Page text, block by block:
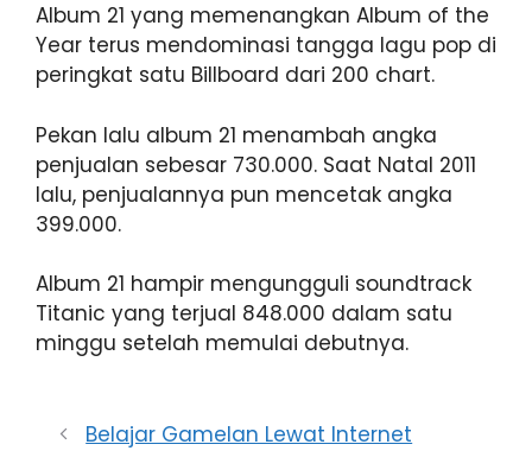
Album 21 yang memenangkan Album of the
Year terus mendominasi tangga lagu pop di
peringkat satu Billboard dari 200 chart.
Pekan lalu album 21 menambah angka
penjualan sebesar 730.000. Saat Natal 2011
lalu, penjualannya pun mencetak angka
399.000.
Album 21 hampir mengungguli soundtrack
Titanic yang terjual 848.000 dalam satu
minggu setelah memulai debutnya.
Belajar Gamelan Lewat Internet